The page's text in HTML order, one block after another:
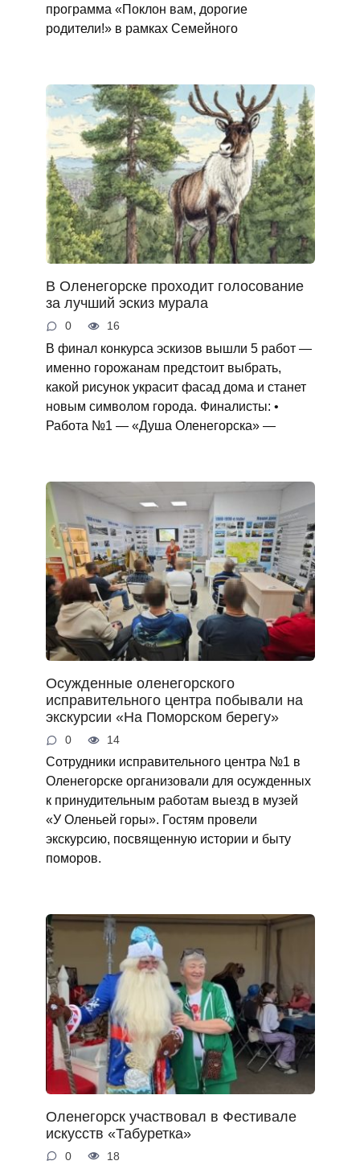
программа «Поклон вам, дорогие
родители!» в рамках Семейного
В Оленегорске проходит голосование
за лучший эскиз мурала
0 16
В финал конкурса эскизов вышли 5 работ —
именно горожанам предстоит выбрать,
какой рисунок украсит фасад дома и станет
новым символом города. Финалисты: •
Работа №1 — «Душа Оленегорска» —
Осужденные оленегорского
исправительного центра побывали на
экскурсии «На Поморском берегу»
0 14
Сотрудники исправительного центра №1 в
Оленегорске организовали для осужденных
к принудительным работам выезд в музей
«У Оленьей горы». Гостям провели
экскурсию, посвященную истории и быту
поморов.
Оленегорск участвовал в Фестивале
искусств «Табуретка»
0 18